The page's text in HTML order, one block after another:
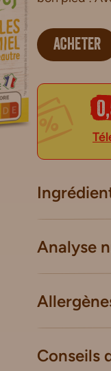
ACHETER
Analyse
Conseils